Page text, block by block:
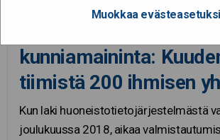
Muokkaa
kunniamaininta:
tiimistä 200 ihmisen
Kun laki huoneistotietojärjestelmästä
joulukuussa 2018, aikaa